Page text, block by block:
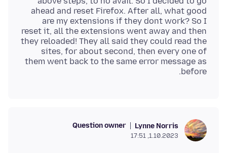
ahead and reset Firefox. After all, what good
are my extensions if they dont work? So I
reset it, all the extensions went away and then
they reloaded! They all said they could read the
sites, for about second, then every one of
them went back to the same error message as
before.
Lynne Norris
Question owner
1.10.2023, 17:51